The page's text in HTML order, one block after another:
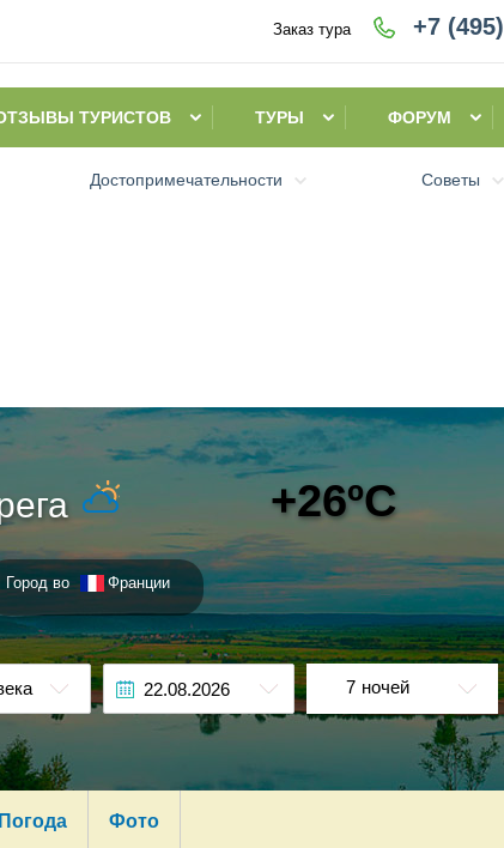
Заказ тура +7 (495)
ТУРИСТОВ ТУРЫ ФОРУМ
Достопримечательности Советы
+26ºC
Город во Франции
7 ночей
Погода Фото